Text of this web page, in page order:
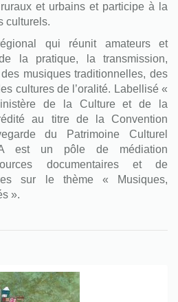
et urbains et participe à la
culturels.
qui réunit amateurs et
la pratique, la transmission,
musiques traditionnelles, des
cultures de l’oralité. Labellisé «
de la Culture et de la
au titre de la Convention
du Patrimoine Culturel
est un pôle de médiation
documentaires et de
sur le thème « Musiques,
».